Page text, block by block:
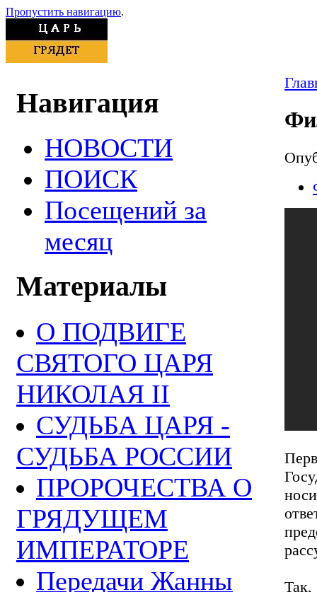
Пропустить навигацию.
Навигация
НОВОСТИ
ПОИСК
Посещений за
месяц
Материалы
О ПОДВИГЕ
СВЯТОГО ЦАРЯ
НИКОЛАЯ II
СУДЬБА ЦАРЯ -
СУДЬБА РОССИИ
ПРОРОЧЕСТВА О
ГРЯДУЩЕМ
ИМПЕРАТОРЕ
Передачи Жанны